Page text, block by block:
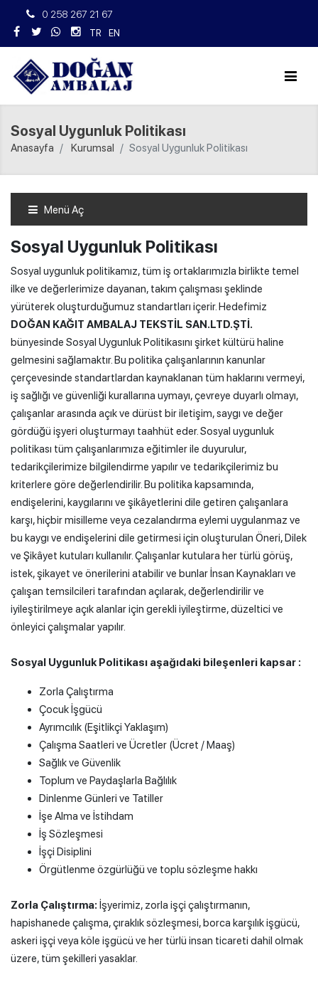
0 258 267 21 67
TR EN
Sosyal Uygunluk Politikası
Anasayfa Kurumsal Sosyal Uygunluk Politikası
Menü Aç
Sosyal Uygunluk Politikası
Sosyal uygunluk politikamız, tüm iş ortaklarımızla birlikte temel
ilke ve değerlerimize dayanan, takım çalışması şeklinde
yürüterek oluşturduğumuz standartları içerir. Hedefimiz
DOĞAN KAĞIT AMBALAJ TEKSTİL SAN.LTD.ŞTİ.
bünyesinde Sosyal Uygunluk Politikasını şirket kültürü haline
gelmesini sağlamaktır. Bu politika çalışanlarının kanunlar
çerçevesinde standartlardan kaynaklanan tüm haklarını vermeyi,
iş sağlığı ve güvenliği kurallarına uymayı, çevreye duyarlı olmayı,
çalışanlar arasında açık ve dürüst bir iletişim, saygı ve değer
gördüğü işyeri oluşturmayı taahhüt eder. Sosyal uygunluk
politikası tüm çalışanlarımıza eğitimler ile duyurulur,
tedarikçilerimize bilgilendirme yapılır ve tedarikçilerimiz bu
kriterlere göre değerlendirilir. Bu politika kapsamında,
endişelerini, kaygılarını ve şikâyetlerini dile getiren çalışanlara
karşı, hiçbir misilleme veya cezalandırma eylemi uygulanmaz ve
bu kaygı ve endişelerini dile getirmesi için oluşturulan Öneri, Dilek
ve Şikâyet kutuları kullanılır. Çalışanlar kutulara her türlü görüş,
istek, şikayet ve önerilerini atabilir ve bunlar İnsan Kaynakları ve
çalışan temsilcileri tarafından açılarak, değerlendirilir ve
iyileştirilmeye açık alanlar için gerekli iyileştirme, düzeltici ve
önleyici çalışmalar yapılır.
Sosyal Uygunluk Politikası aşağıdaki bileşenleri kapsar :
Zorla Çalıştırma
Çocuk İşgücü
Ayrımcılık (Eşitlikçi Yaklaşım)
Çalışma Saatleri ve Ücretler (Ücret / Maaş)
Sağlık ve Güvenlik
Toplum ve Paydaşlarla Bağlılık
Dinlenme Günleri ve Tatiller
İşe Alma ve İstihdam
İş Sözleşmesi
İşçi Disiplini
Örgütlenme özgürlüğü ve toplu sözleşme hakkı
Zorla Çalıştırma: İşyerimiz, zorla işçi çalıştırmanın,
hapishanede çalışma, çıraklık sözleşmesi, borca karşılık işgücü,
askeri işçi veya köle işgücü ve her türlü insan ticareti dahil olmak
üzere, tüm şekilleri yasaklar.